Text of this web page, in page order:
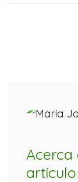
Acerca
artículo